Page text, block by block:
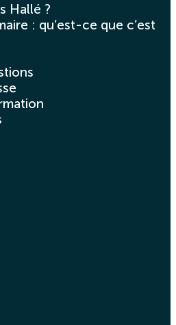
Hallé ?
: qu’est-ce que c’est